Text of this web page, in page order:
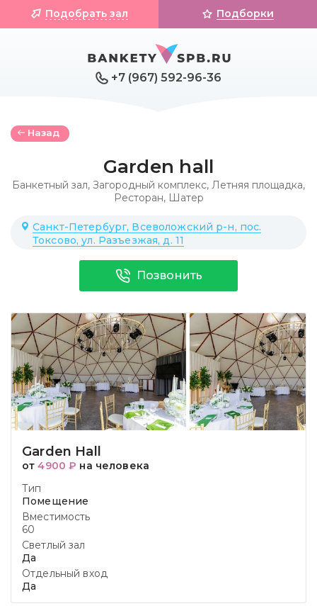
+7 (967) 592-96-36
Подобрать зал Подборки
Назад
Garden hall
Банкетный зал, Загородный комплекс, Летняя площадка,
Ресторан,Шатер
Санкт-Петербург, Всеволожский р-н, пос.
Токсово, ул. Разъезжая, д. 11
Позвонить
Garden Hall
от4900 ₽ на человека
Тип
Помещение
Вместимость
60
Светлый зал
Да
Отдельный вход
Да